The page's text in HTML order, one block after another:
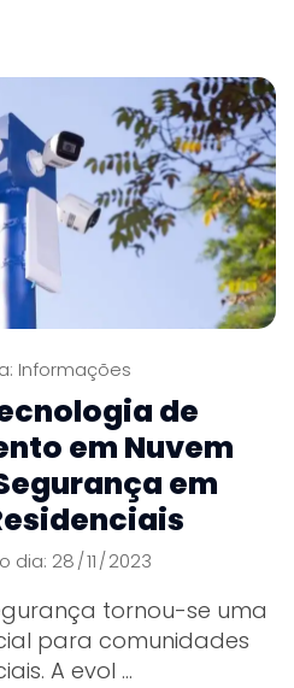
Informações
de
em Nuvem
em
dia: 28 /11 / 2023
tornou-se uma
para comunidades
A evol ...